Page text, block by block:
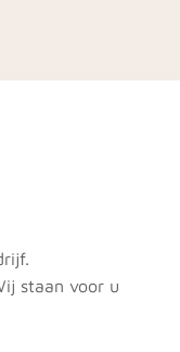
staan voor u